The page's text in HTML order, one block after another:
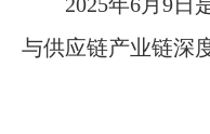
与供应链产业链深